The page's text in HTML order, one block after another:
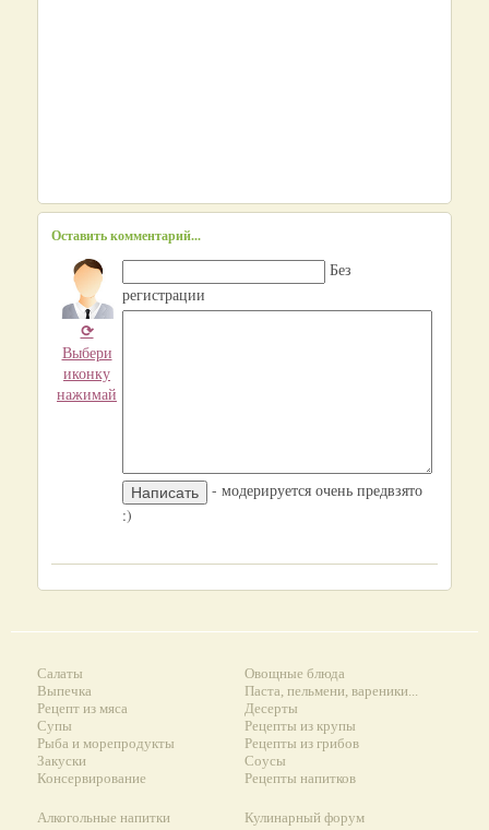
Оставить комментарий...
⟳
Выбери
иконку
нажимай
Без
регистрации
- модерируется очень предвзято
:)
Салаты
Выпечка
Рецепт из мяса
Супы
Рыба и морепродукты
Закуски
Консервирование
Овощные блюда
Паста, пельмени, вареники...
Десерты
Рецепты из крупы
Рецепты из грибов
Соусы
Рецепты напитков
Алкогольные напитки
Кулинарный форум